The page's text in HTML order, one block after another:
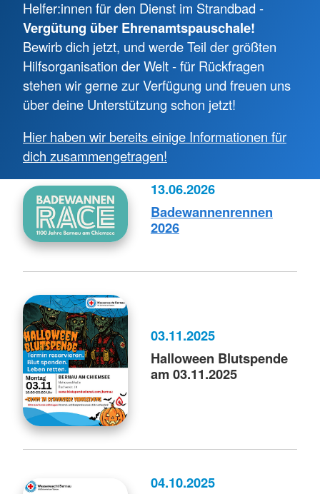
Helfer:innen für den Dienst im Strandbad -
Vergütung über Ehrenamtspauschale!
Bewirb dich jetzt, und werde Teil der größten
Hilfsorganisation der Welt - für Rückfragen
stehen wir gerne zur Verfügung und freuen uns
über deine Unterstützung schon jetzt!
Hier haben wir bereits einige Informationen für
dich zusammengetragen!
13.06.2026
Badewannenrennen
2026
03.11.2025
Halloween Blutspende
am 03.11.2025
04.10.2025